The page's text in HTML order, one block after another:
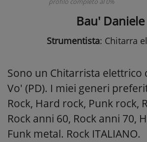
Bau' Daniele
Strumentista: Chitarra
Sono un Chitarrista elettrico
Vo' (PD). I miei generi
Rock, Hard rock, Punk rock,
Rock anni 60, Rock anni 70,
Funk metal. Rock ITALIANO.